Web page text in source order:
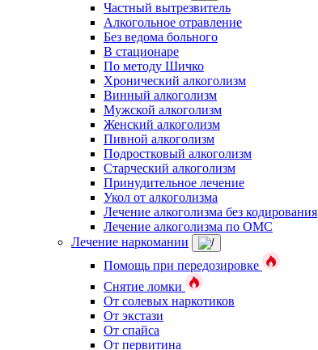
Частный вытрезвитель
Алкогольное отравление
Без ведома больного
В стационаре
По методу Шичко
Хронический алкоголизм
Винный алкоголизм
Мужской алкоголизм
Женский алкоголизм
Пивной алкоголизм
Подростковый алкоголизм
Старческий алкоголизм
Принудительное лечение
Укол от алкоголизма
Лечение алкоголизма без кодирования
Лечение алкоголизма по ОМС
Лечение наркомании
Помощь при передозировке
Снятие ломки
От солевых наркотиков
От экстази
От спайса
От первитина